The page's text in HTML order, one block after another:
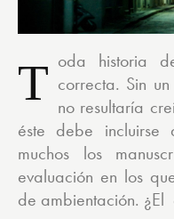
T oda historia
correcta. Sin
no resultaría
éste debe incluirse
muchos los
evaluación en los
de ambientación. ¿El